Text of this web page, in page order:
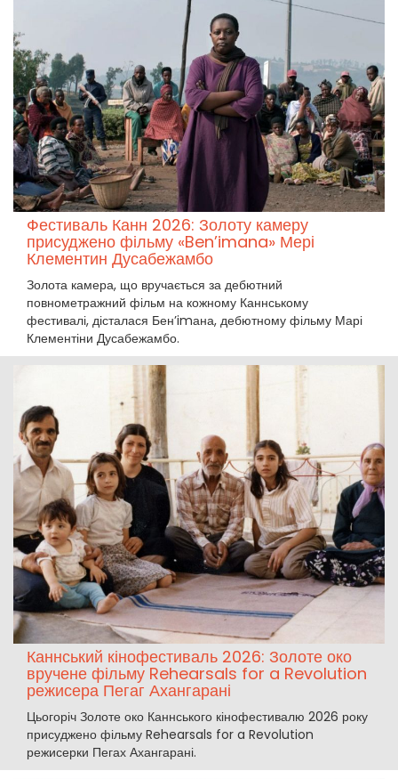
Фестиваль Канн 2026: Золоту камеру
присуджено фільму «Ben’imana» Мері
Клементин Дусабежамбо
Золота камера, що вручається за дебютний
повнометражний фільм на кожному Каннському
фестивалі, дісталася Бен’imана, дебютному фільму Марі
Клементіни Дусабежамбо.
Каннський кінофестиваль 2026: Золоте око
вручене фільму Rehearsals for a Revolution
режисера Пегаг Ахангарані
Цьогоріч Золоте око Каннського кінофестивалю 2026 року
присуджено фільму Rehearsals for a Revolution
режисерки Пегах Ахангарані.